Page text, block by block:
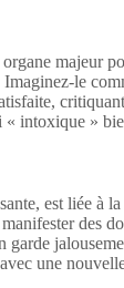
majeur
le
intoxique »
est liée à
des
garde
une